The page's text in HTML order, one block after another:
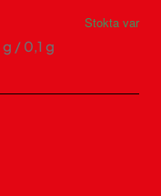
Stokta var
/ 0,1 g